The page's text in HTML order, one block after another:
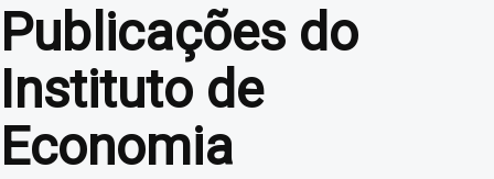
Publicações do
Instituto de
Economia